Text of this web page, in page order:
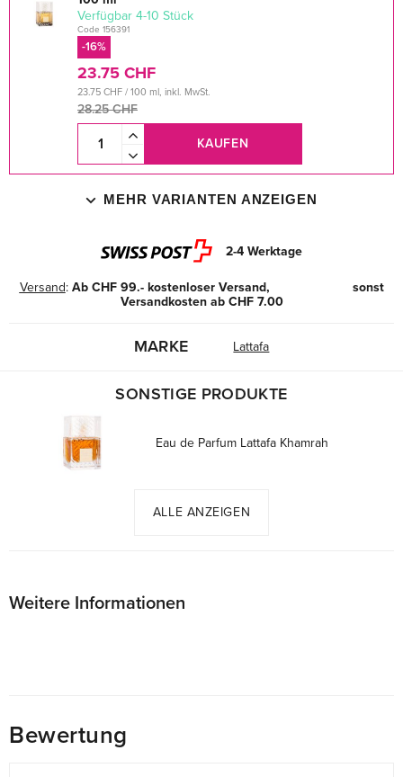
verfügbar 4-10 Stück
Code 156391
-16%
23.75 CHF
23.75 CHF / 100 ml, inkl. MwSt.
28.25 CHF
KAUFEN
MEHR VARIANTEN ANZEIGEN
2-4 Werktage
Versand: Ab CHF 99.- kostenloser Versand, sonst
Versandkosten ab CHF 7.00
MARKE Lattafa
SONSTIGE PRODUKTE
Eau de Parfum Lattafa Khamrah
ALLE ANZEIGEN
Weitere Informationen
Bewertung